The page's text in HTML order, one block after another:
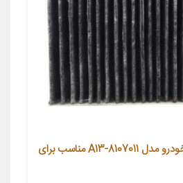
فیلتر کربن فعال کابین خودرو مدل A13-8107011 مناسب برای